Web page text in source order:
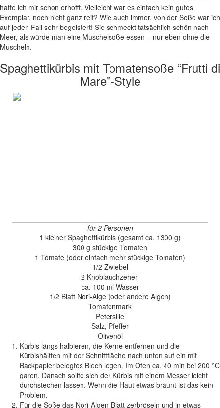
hatte ich mir schon erhofft. Vielleicht war es einfach kein gutes
Exemplar, noch nicht ganz reif? Wie auch immer, von der Soße war ich
auf jeden Fall sehr begeistert! Sie schmeckt tatsächlich schön nach
Meer, als würde man eine Muschelsoße essen – nur eben ohne die
Muscheln.
Spaghettikürbis mit Tomatensoße “Frutti di
Mare”-Style
für 2 Personen
1 kleiner Spaghettikürbis (gesamt ca. 1300 g)
300 g stückige Tomaten
1 Tomate (oder einfach mehr stückige Tomaten)
1/2 Zwiebel
2 Knoblauchzehen
ca. 100 ml Wasser
1/2 Blatt Nori-Alge (oder andere Algen)
Tomatenmark
Petersilie
Salz, Pfeffer
Olivenöl
Kürbis längs halbieren, die Kerne entfernen und die
Kürbishälften mit der Schnittfläche nach unten auf ein mit
Backpapier belegtes Blech legen. Im Ofen ca. 40 min bei 200 °C
garen. Danach sollte sich der Kürbis mit einem Messer leicht
durchstechen lassen. Wenn die Haut etwas bräunt ist das kein
Problem.
Für die Soße das Nori-Algen-Blatt zerbröseln und in etwas